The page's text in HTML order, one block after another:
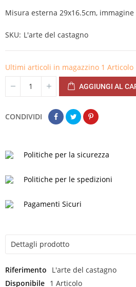
Misura esterna 29x16.5cm, immagine
SKU L'arte del castagno
Ultimi articoli in magazzino 1 Articolo
AGGIUNGI AL
CONDIVIDI
Politiche per la sicurezza
Politiche per le spedizioni
Pagamenti Sicuri
Dettagli prodotto
Riferimento
L'arte del castagno
Disponibile 1 Articolo